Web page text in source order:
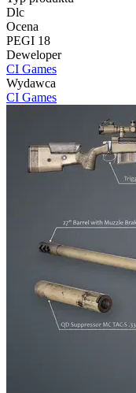
Dlc
Ocena
PEGI 18
Deweloper
CI Games
Wydawca
CI Games